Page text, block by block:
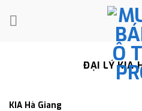
ĐẠI LÝ KIA
KIA Hà Giang